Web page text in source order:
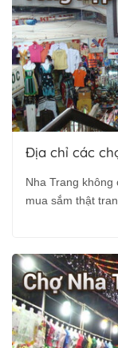
Địa chỉ các
Nha Trang không
mua sắm thật